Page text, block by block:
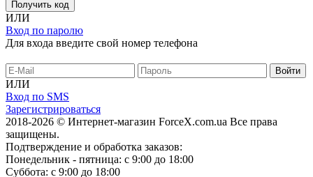
Получить код
ИЛИ
Вход по паролю
Для входа введите свой номер телефона
ИЛИ
Вход по SMS
Зарегистрироваться
2018-2026 © Интернет-магазин ForceX.com.ua Все права
защищены.
Подтверждение и обработка заказов:
Понедельник - пятница: с 9:00 до 18:00
Суббота: с 9:00 до 18:00